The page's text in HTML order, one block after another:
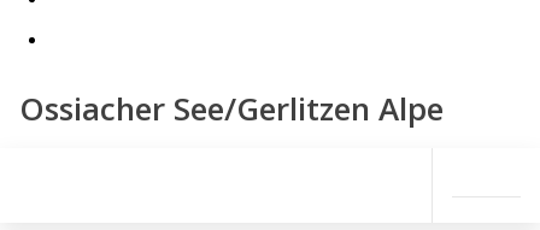
Ossiacher See/Gerlitzen Alpe